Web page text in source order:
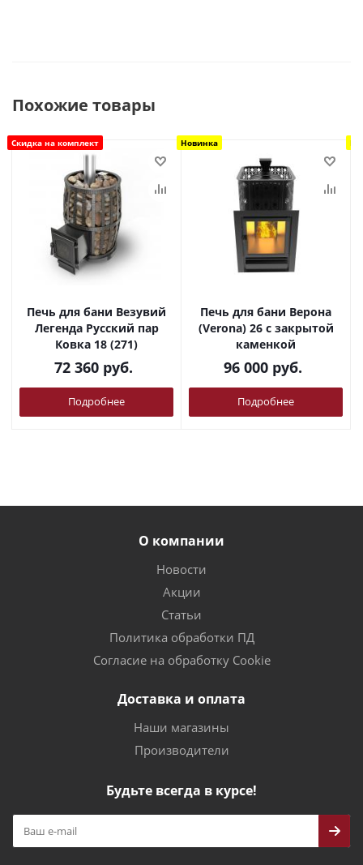
Похожие товары
Скидка на комплект
Печь для бани Везувий
Легенда Русский пар
Ковка 18 (271)
72 360 руб.
Подробнее
Новинка
Печь для бани Верона
(Verona) 26 с закрытой
каменкой
96 000 руб.
Подробнее
О компании
Новости
Акции
Статьи
Политика обработки ПД
Согласие на обработку Cookie
Доставка и оплата
Наши магазины
Производители
Будьте всегда в курсе!